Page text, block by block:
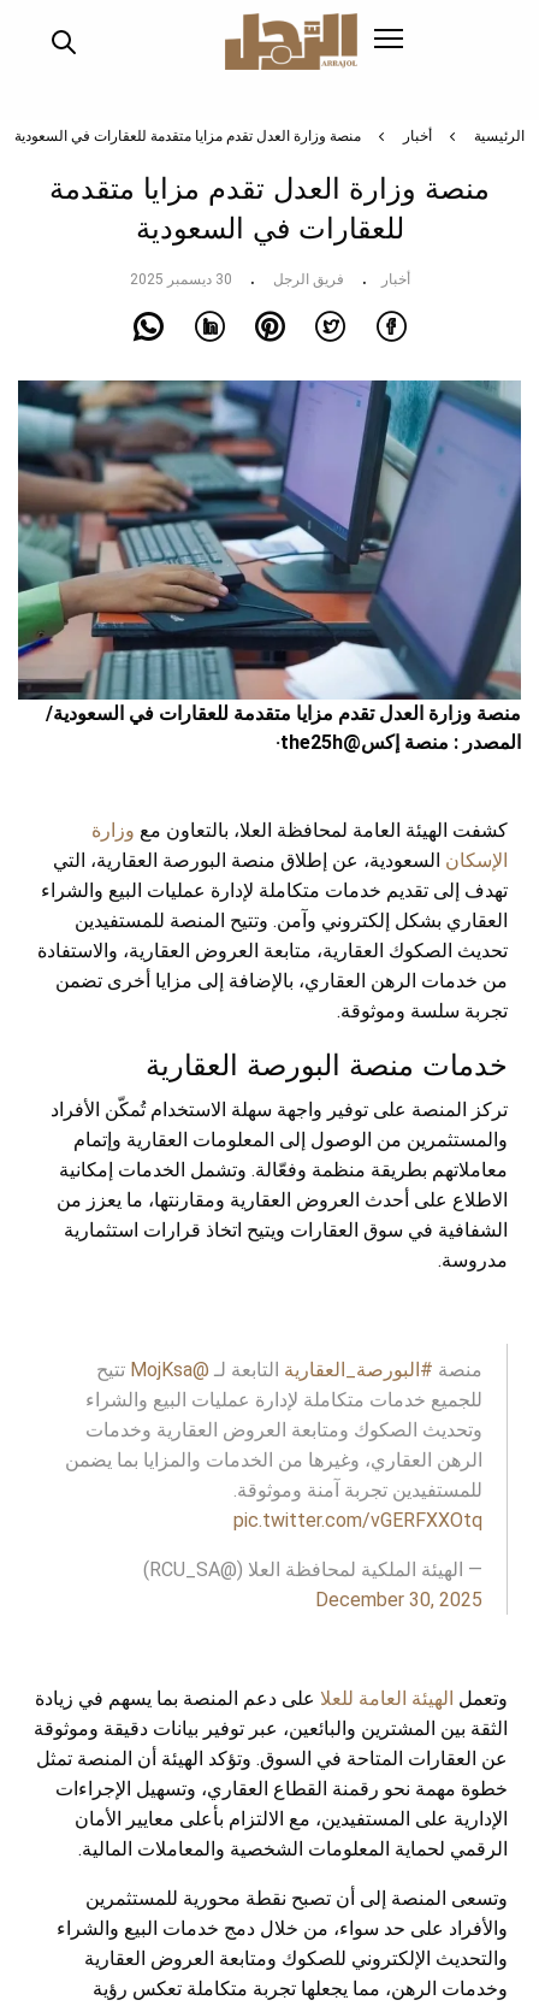
الرئيسية أخبار منصة وزارة العدل تقدم مزايا متقدمة للعقارات في السعودية
منصة وزارة العدل تقدم مزايا متقدمة
للعقارات في السعودية
أخبار فريق الرجل 30 ديسمبر 2025
منصة وزارة العدل تقدم مزايا متقدمة للعقارات في السعودية/
المصدر : منصة إكس@the25h·
كشفت الهيئة العامة لمحافظة العلا، بالتعاون مع وزارة
الإسكان السعودية، عن إطلاق منصة البورصة العقارية، التي
تهدف إلى تقديم خدمات متكاملة لإدارة عمليات البيع والشراء
العقاري بشكل إلكتروني وآمن. وتتيح المنصة للمستفيدين
تحديث الصكوك العقارية، متابعة العروض العقارية، والاستفادة
من خدمات الرهن العقاري، بالإضافة إلى مزايا أخرى تضمن
تجربة سلسة وموثوقة.
خدمات منصة البورصة العقارية
تركز المنصة على توفير واجهة سهلة الاستخدام تُمكّن الأفراد
والمستثمرين من الوصول إلى المعلومات العقارية وإتمام
معاملاتهم بطريقة منظمة وفعّالة. وتشمل الخدمات إمكانية
الاطلاع على أحدث العروض العقارية ومقارنتها، ما يعزز من
الشفافية في سوق العقارات ويتيح اتخاذ قرارات استثمارية
مدروسة.
منصة #البورصة_العقارية التابعة لـ @MojKsa
تتيح
للجميع خدمات متكاملة لإدارة عمليات البيع والشراء
وتحديث الصكوك ومتابعة العروض العقارية وخدمات
الرهن العقاري، وغيرها من الخدمات والمزايا بما يضمن
للمستفيدين تجربة آمنة وموثوقة.
pic.twitter.com/vGERFXXOtq
— الهيئة الملكية لمحافظة العلا (@RCU_SA)
December 30, 2025
وتعمل الهيئة العامة للعلا على دعم المنصة بما يسهم في زيادة
الثقة بين المشترين والبائعين، عبر توفير بيانات دقيقة وموثوقة
عن العقارات المتاحة في السوق. وتؤكد الهيئة أن المنصة تمثل
خطوة مهمة نحو رقمنة القطاع العقاري، وتسهيل الإجراءات
الإدارية على المستفيدين، مع الالتزام بأعلى معايير الأمان
الرقمي لحماية المعلومات الشخصية والمعاملات المالية.
وتسعى المنصة إلى أن تصبح نقطة محورية للمستثمرين
والأفراد على حد سواء، من خلال دمج خدمات البيع والشراء
والتحديث الإلكتروني للصكوك ومتابعة العروض العقارية
وخدمات الرهن، مما يجعلها تجربة متكاملة تعكس رؤية